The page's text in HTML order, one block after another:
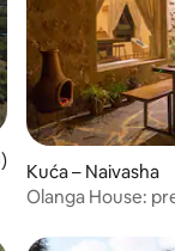
4,93/5,
Kuća – Naivasha
Olanga House: